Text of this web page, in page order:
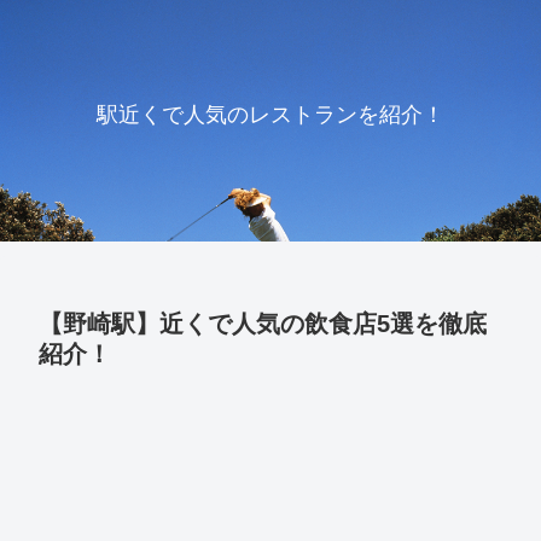
駅近くで人気のレストランを紹介！
【野崎駅】近くで人気の飲食店5選を徹底
紹介！